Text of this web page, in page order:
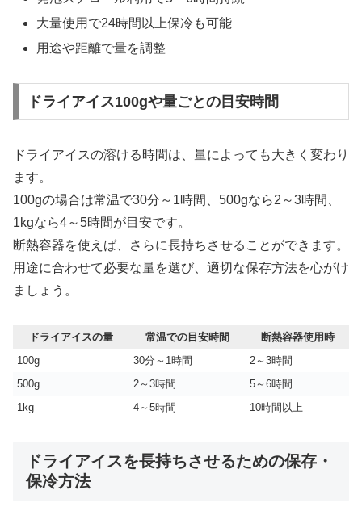
大量使用で24時間以上保冷も可能
用途や距離で量を調整
ドライアイス100gや量ごとの目安時間
ドライアイスの溶ける時間は、量によっても大きく変わり
ます。
100gの場合は常温で30分～1時間、500gなら2～3時間、
1kgなら4～5時間が目安です。
断熱容器を使えば、さらに長持ちさせることができます。
用途に合わせて必要な量を選び、適切な保存方法を心がけ
ましょう。
ドライアイスの量 常温での目安時間
断熱容器使用時
100g
30分～1時間
2～3時間
500g
2～3時間
5～6時間
1kg
4～5時間 10時間以上
ドライアイスを長持ちさせるための保存・
保冷方法